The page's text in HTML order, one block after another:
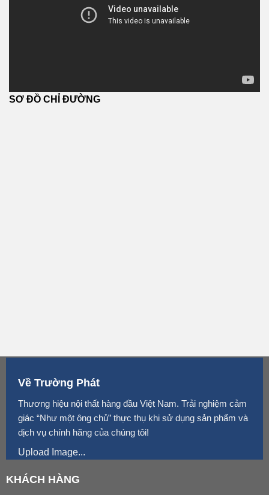
SƠ ĐỒ CHỈ ĐƯỜNG
Về Trường Phát
Thương hiệu nội thất hàng đầu Việt Nam. Trải nghiệm cảm
giác “Như một ông chủ” thực thụ khi sử dụng sản phẩm và
dịch vụ chính hãng của chúng tôi!
Upload Image...
KHÁCH HÀNG